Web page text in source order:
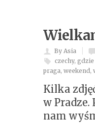
By Asia
czechy, gdzie
praga, weekend,
Kilka
w Pradze.
nam